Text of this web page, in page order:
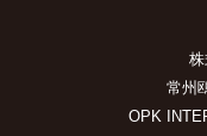
常州
OPK